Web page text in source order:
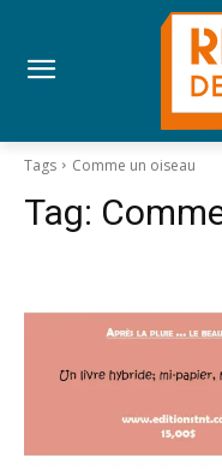
Tags Comme un oiseau
Tag: